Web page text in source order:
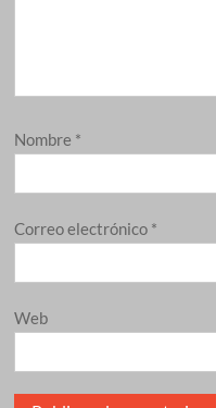
Nombre *
Correo electrónico *
Web